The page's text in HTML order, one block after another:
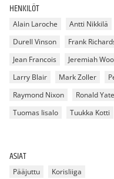
HENKILÖT
Alain Laroche Antti Nikkilä
Durell Vinson
Frank
Jean Francois
Jeremiah
Larry Blair
Mark Zoller
Raymond Nixon
Ronald
Tuomas Iisalo
Tuukka Kotti
ASIAT
Pääjuttu Korisliiga